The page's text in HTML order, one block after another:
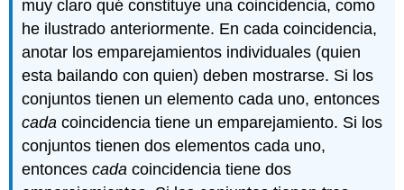
muy claro qué constituye una coincidencia, como
he ilustrado anteriormente. En cada coincidencia,
anotar los emparejamientos individuales (quien
esta bailando con quien) deben mostrarse. Si los
conjuntos tienen un elemento cada uno, entonces
cada coincidencia tiene un emparejamiento. Si los
conjuntos tienen dos elementos cada uno,
entoncescada coincidencia tiene dos